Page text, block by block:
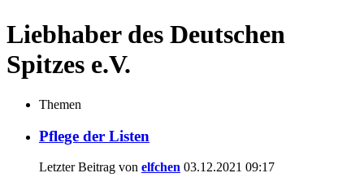
Liebhaber des Deutschen
Spitzes e.V.
Themen
Pflege der Listen
Letzter Beitrag von elfchen 03.12.2021 09:17